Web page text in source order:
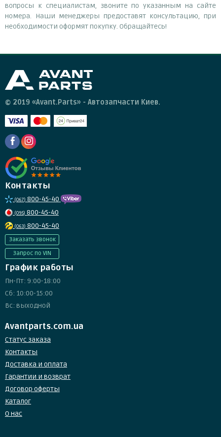
вопросы к специалистам, звоните по указанным на сайте
номера. Наши менеджеры предоставят консультацию, при
необходимости оформят покупку. Обращайтесь!
© 2019 «Avant.Parts» - Автозапчасти Киев.
Контакты
(067) 800-45-40
(095) 800-45-40
(063) 800-45-40
Заказать звонок
Запрос по VIN
График работы
Пн-Пт: 9:00-18:00
Сб: 10:00-15:00
Вс: выходной
Avantparts.com.ua
Статус заказа
Контакты
Доставка и оплата
Гарантии и возврат
Договор оферты
Каталог
О нас